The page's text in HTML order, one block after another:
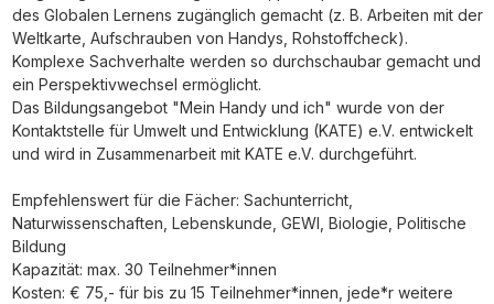
des Globalen Lernens zugänglich gemacht (z. B. Arbeiten mit der
Weltkarte, Aufschrauben von Handys, Rohstoffcheck).
Komplexe Sachverhalte werden so durchschaubar gemacht und
ein Perspektivwechsel ermöglicht.
Das Bildungsangebot "Mein Handy und ich" wurde von der
Kontaktstelle für Umwelt und Entwicklung (KATE) e.V. entwickelt
und wird in Zusammenarbeit mit KATE e.V. durchgeführt.
Empfehlenswert für die Fächer: Sachunterricht,
Naturwissenschaften, Lebenskunde, GEWI, Biologie, Politische
Bildung
Kapazität: max. 30 Teilnehmer*innen
Kosten: € 75,- für bis zu 15 Teilnehmer*innen, jede*r weitere